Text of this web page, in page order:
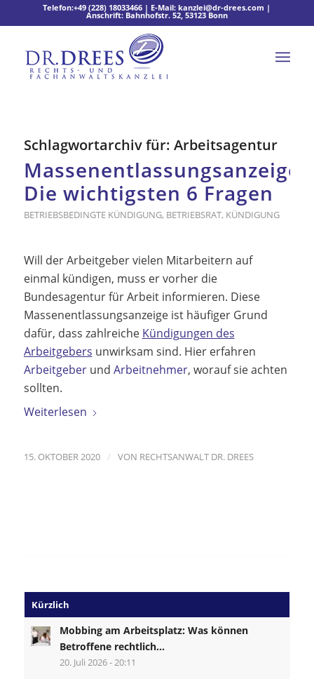
Telefon:+49 (228) 18033466 | E-Mail:kanzlei@dr-drees.com |
Anschrift: Bahnhofstr. 52, 53123 Bonn
Schlagwortarchiv für: Arbeitsagentur
Massenentlassungsanzeige:
Die wichtigsten 6 Fragen
BETRIEBSBEDINGTE KÜNDIGUNG, BETRIEBSRAT, KÜNDIGUNG
Will der Arbeitgeber vielen Mitarbeitern auf
einmal kündigen, muss er vorher die
Bundesagentur für Arbeit informieren. Diese
Massenentlassungsanzeige ist häufiger Grund
dafür, dass zahlreiche Kündigungen des
Arbeitgebers unwirksam sind. Hier erfahren
Arbeitgeberund Arbeitnehmer, worauf sie achten
sollten.
Weiterlesen
15. OKTOBER 2020 / VON RECHTSANWALT DR. DREES
Kürzlich
Mobbing am Arbeitsplatz: Was können
Betroffene rechtlich...
20. Juli 2026 - 20:11